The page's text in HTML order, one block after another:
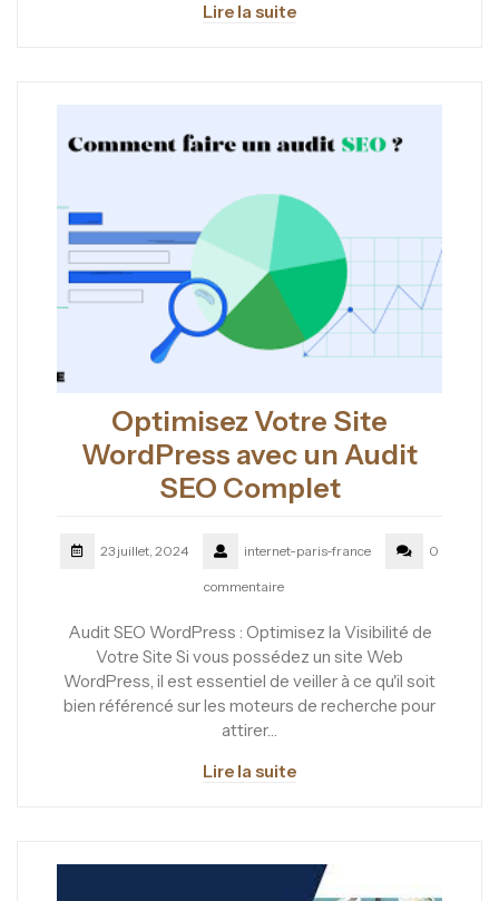
Lire la suite
Optimisez Votre Site
WordPress avec un Audit
SEO Complet
23 juillet, 2024 internet-paris-france 0
commentaire
Audit SEO WordPress : Optimisez la Visibilité de
Votre Site Si vous possédez un site Web
WordPress, il est essentiel de veiller à ce qu'il soit
bien référencé sur les moteurs de recherche pour
attirer…
Lire la suite